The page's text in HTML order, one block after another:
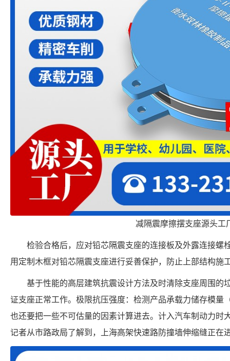
减隔震摩擦摆支座源头工
检验合格后，应对铅芯隔震支座的连接板及外露连接螺
用定制木框对铅芯隔震支座进行妥善保护，防止上部结构施
基于性能的高层建筑抗震设计方法及时清除支座周围的
证支座正常工作。极限抗压强度：检测产品承载力储存模量
也还要把一些不可估量的因素计算进去。计入汽车制动力时
记者从市路政局了解到，上海高架快速路防撞墙伸缩缝正在